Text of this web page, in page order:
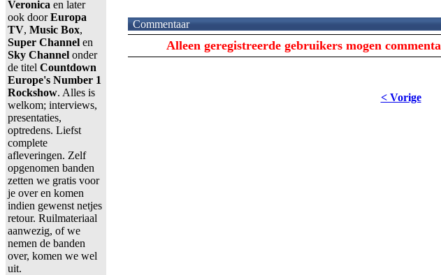
Veronica en later
ook doorEuropa
TV, Music Box,
Super Channel en
Sky Channel onder
de titel Countdown
Europe's Number 1
Rockshow. Alles is
welkom; interviews,
presentaties,
optredens. Liefst
complete
afleveringen. Zelf
opgenomen banden
zetten we gratis voor
je over en komen
indien gewenst netjes
retour. Ruilmateriaal
aanwezig, of we
nemen de banden
over, komen we wel
uit.
Commentaar
Alleen geregistreerde gebruikers mogen
< Vorige